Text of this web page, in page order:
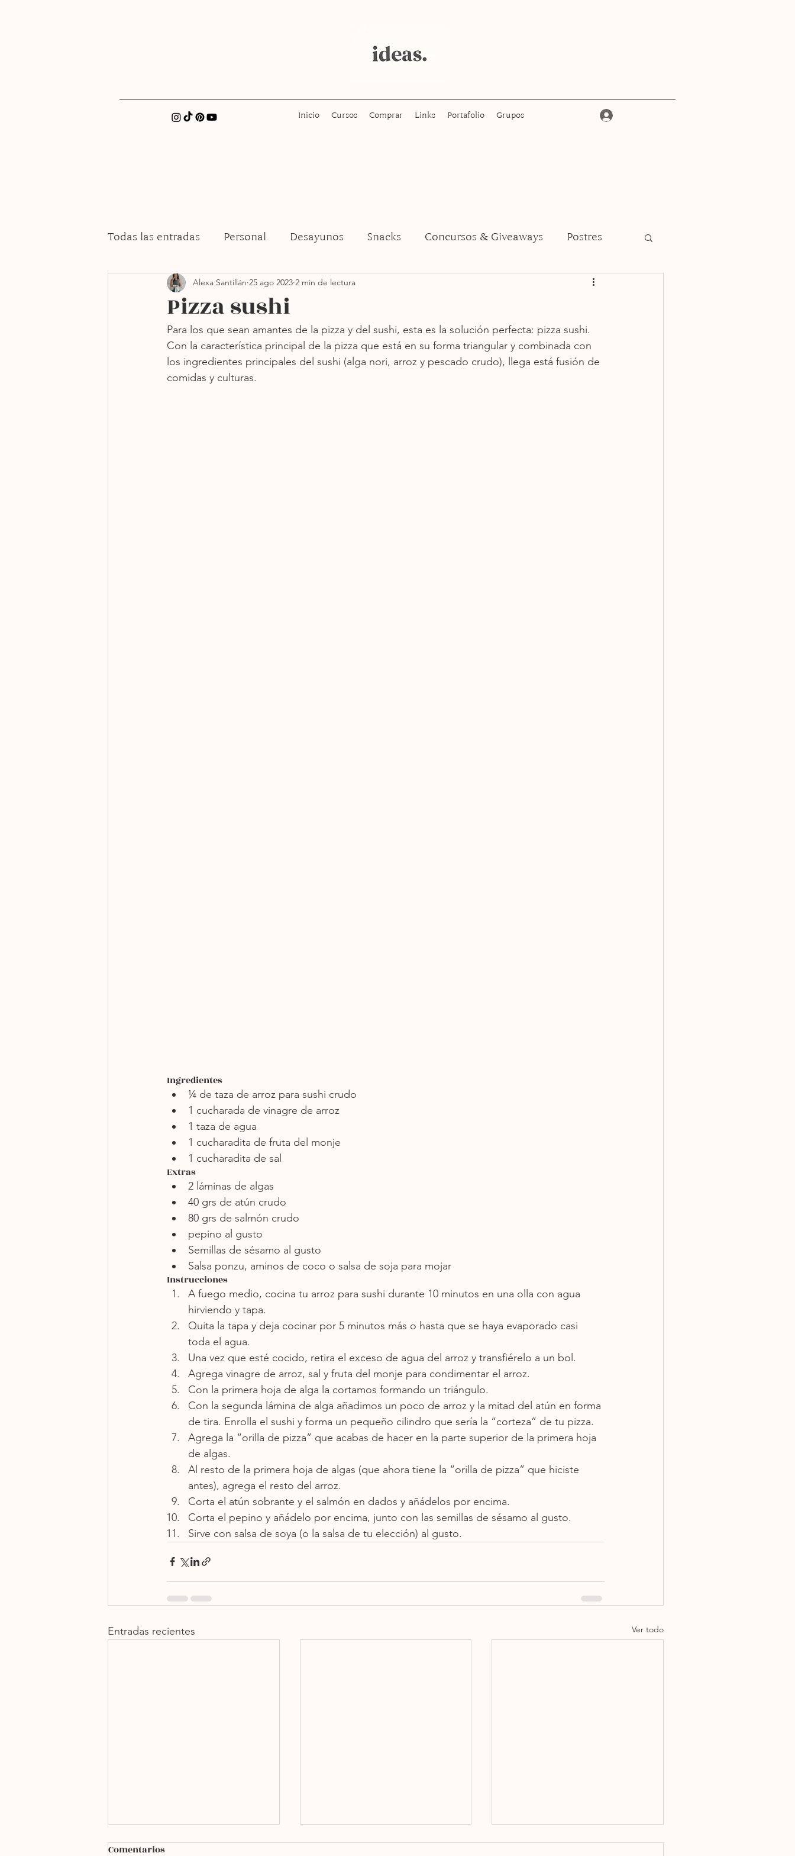
xatellez@gmail.com Inicio Cursos Comprar Links Portafolio Grupos
Todas las entradas Personal Desayunos Snacks Concursos & Giveaways Postres
Side dishes Navidad Thanksgiving Plato fuerte
Freidora de aire Sin horno Sin azúcar Sopas Más recientes
Pizza sushi
Alexa Santillán 25 ago 2023 2 min de lectura
Para los que sean amantes de la pizza y del sushi, esta es la solución perfecta: pizza sushi.
Con la característica principal de la pizza que está en su forma triangular y combinada con
los ingredientes principales del sushi (alga nori, arroz y pescado crudo), llega está fusión de
comidas y culturas.
Ingredientes
¼ de taza de arroz para sushi crudo
1 cucharada de vinagre de arroz
1 taza de agua
1 cucharadita de fruta del monje
1 cucharadita de sal
Extras
2 láminas de algas
40 grs de atún crudo
80 grs de salmón crudo
pepino al gusto
Semillas de sésamo al gusto
Salsa ponzu, aminos de coco o salsa de soja para mojar
Instrucciones
A fuego medio, cocina tu arroz para sushi durante 10 minutos en una olla con agua
hirviendo y tapa.
Quita la tapa y deja cocinar por 5 minutos más o hasta que se haya evaporado casi
toda el agua.
Una vez que esté cocido, retira el exceso de agua del arroz y transfiérelo a un bol.
Agrega vinagre de arroz, sal y fruta del monje para condimentar el arroz.
Con la primera hoja de alga la cortamos formando un triángulo.
Con la segunda lámina de alga añadimos un poco de arroz y la mitad del atún en forma
de tira. Enrolla el sushi y forma un pequeño cilindro que sería la “corteza” de tu pizza.
Agrega la “orilla de pizza” que acabas de hacer en la parte superior de la primera hoja
de algas.
Al resto de la primera hoja de algas (que ahora tiene la “orilla de pizza” que hiciste
antes), agrega el resto del arroz.
Corta el atún sobrante y el salmón en dados y añádelos por encima.
Corta el pepino y añádelo por encima, junto con las semillas de sésamo al gusto.
Sirve con salsa de soya (o la salsa de tu elección) al gusto.
Entradas recientes Ver todo
Comentarios